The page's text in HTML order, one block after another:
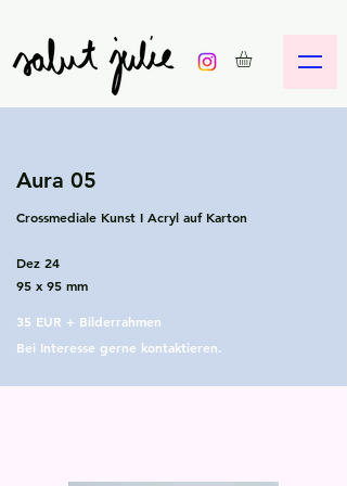
Aura 05
Crossmediale Kunst I Acryl auf Karton
Dez 24
95 x 95 mm
35 EUR + Bilderrahmen
Bei Interesse gerne kontaktieren.